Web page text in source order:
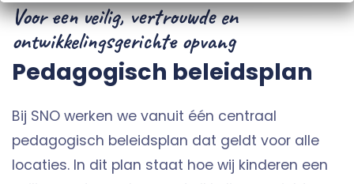
Voor een veilig, vertrouwde en
ontwikkelingsgerichte opvang
Pedagogisch beleidsplan
Bij SNO werken we vanuit één centraal
pedagogisch beleidsplan dat geldt voor alle
locaties. In dit plan staat hoe wij kinderen een